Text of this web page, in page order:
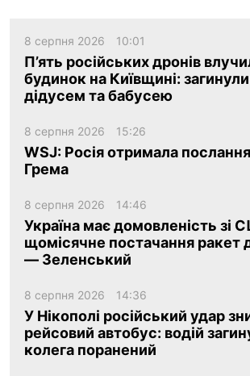
8 серпня 2026 10:01
П’ять російських дронів
будинок на Київщині:
дідусем та бабусею
8 серпня 2026 15:26
WSJ: Росія отримала послання
Грема
8 серпня 2026 14:46
Україна має домовленість зі
щомісячне постачання ракет
— Зеленський
8 серпня 2026 14:36
У Нікополі російський удар
рейсовий автобус: водій
колега поранений